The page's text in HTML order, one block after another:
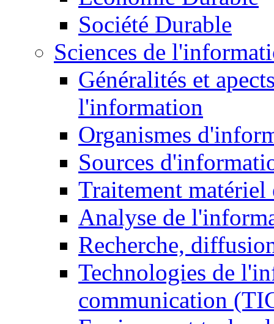
Société Durable
Sciences de
Généralités et
l'information
Organismes
Sources
Traitement matériel
Analyse de
Recherche,
Technologies de
communication